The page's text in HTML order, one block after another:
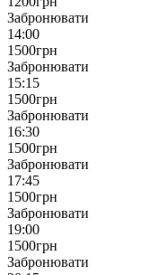
Забронювати
14:00
1500грн
Забронювати
15:15
1500грн
Забронювати
16:30
1500грн
Забронювати
17:45
1500грн
Забронювати
19:00
1500грн
Забронювати